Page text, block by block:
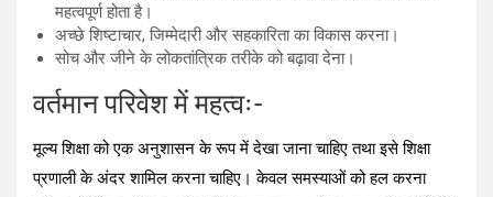
महत्वपूर्ण होता है।
अच्छे शिष्टाचार, जिम्मेदारी और सहकारिता का विकास करना।
सोच और जीने के लोकतांत्रिक तरीके को बढ़ावा देना।
वर्तमान परिवेश में महत्वः-
मूल्य शिक्षा को एक अनुशासन के रूप में देखा जाना चाहिए तथा इसे शिक्षा
प्रणाली के अंदर शामिल करना चाहिए। केवल समस्याओं को हल करना